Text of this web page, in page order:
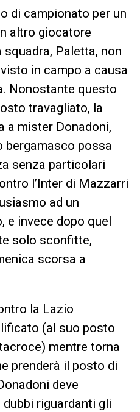
di campionato per un
altro giocatore
Paletta, non
in campo a causa
Nonostante questo
travagliato, la
a mister Donadoni,
bergamasco possa
senza particolari
l’Inter di Mazzarri
ad un
e invece dopo quel
solo sconfitte,
scorsa a
la Lazio
(al suo posto
mentre torna
prenderà il posto di
deve
riguardanti gli